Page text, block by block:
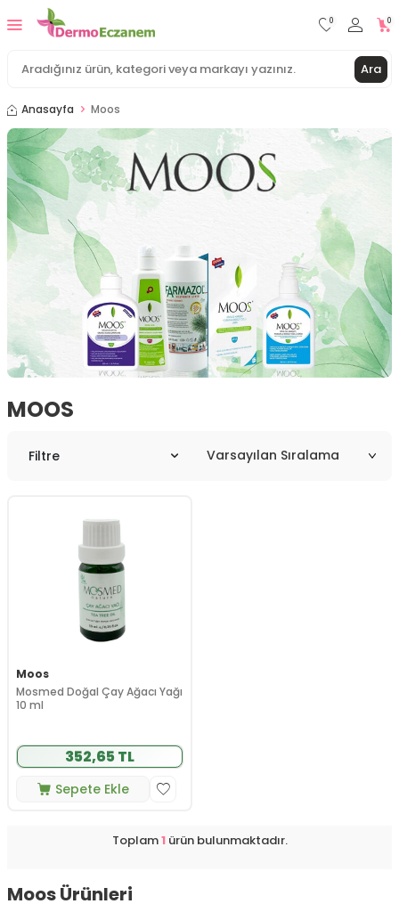
Ara
0 0
Anasayfa Moos
MOOS
Filtre
Moos
Mosmed Doğal Çay Ağacı Yağı
10 ml
352,65 TL
Sepete Ekle
Toplam1ürün bulunmaktadır.
Moos Ürünleri